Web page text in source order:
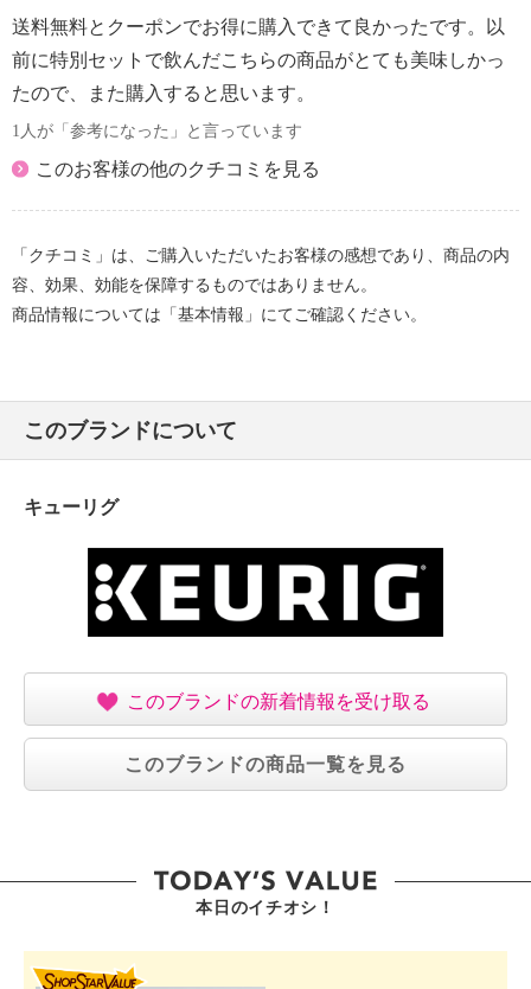
【アレルギー表示一覧】
表示しているアレルギー物質は、特定原材料を対象に
しています。
■アレルギー表示：なし
送料無料とクーポンでお得に購入できて良かったです。以
前に特別セットで飲んだこちらの商品がとても美味しかっ
たので、また購入すると思います。
1人が「参考になった」と言っています
このお客様の他のクチコミを見る
「クチコミ」は、ご購入いただいたお客様の感想であり、商品の内
容、効果、効能を保障するものではありません。
商品情報については「基本情報」にてご確認ください。
このブランドについて
キューリグ
このブランドの新着情報を受け取る
このブランドの商品一覧を見る
本日のイチオシ！